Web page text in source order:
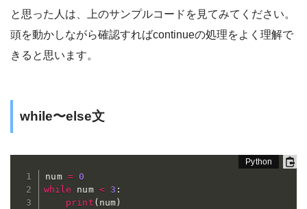
と思った人は、上のサンプルコードを見てみてください。
頭を動かしながら確認すればcontinueの処理をよく理解で
きると思います。
while〜else文
num = 0
while num < 3 :
print ( num )